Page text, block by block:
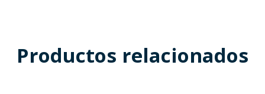
Productos relacionados